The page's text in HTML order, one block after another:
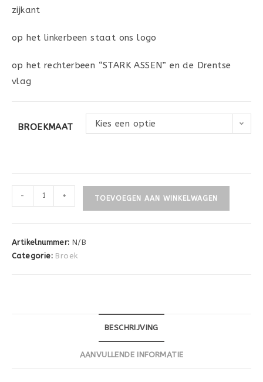
zijkant
op het linkerbeen staat ons logo
op het rechterbeen “STARK ASSEN” en de Drentse
vlag
BROEKMAAT Kies een optie
- + TOEVOEGEN AAN WINKELWAGEN
Artikelnummer: N/B
Categorie: Broek
BESCHRIJVING
AANVULLENDE INFORMATIE